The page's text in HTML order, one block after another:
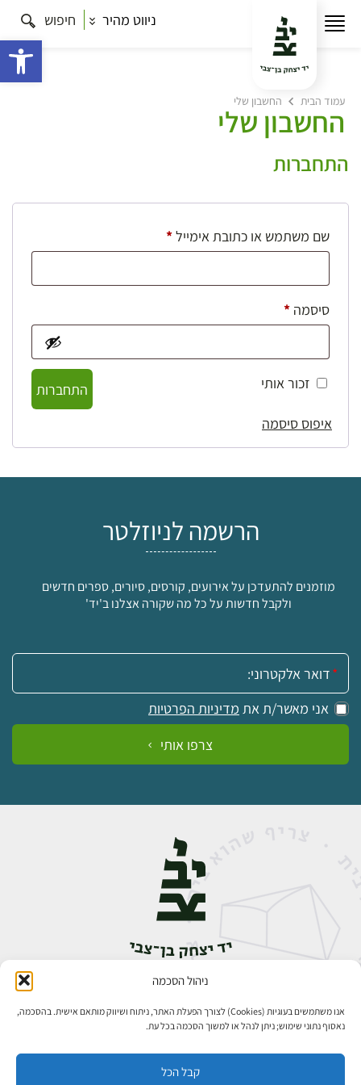
ניהול הסכמה
אנו משתמשים בעוגיות (Cookies) לצורך הפעלת האתר, ניתוח ושיווק מותאם אישית. בהסכמה,
נאסוף נתוני שימוש; ניתן לנהל או למשוך הסכמה בכל עת.
קבל הכל
ניווט מהיר חיפוש
עמוד הבית החשבון שלי
החשבון שלי
התחברות
שם משתמש או כתובת אימייל*חובה
סיסמה *חובה
זכור אותי
התחברות
איפוס סיסמה
הרשמה לניוזלטר
מוזמנים להתעדכן על אירועים, קורסים, סיורים, ספרים חדשים
ולקבל חדשות על כל מה שקורה אצלנו ב'יד'
אימייל:
אני מאשר/ת את מדיניות הפרטיות
צרפו אותי
אבן גבירול 14, רחביה, ירושלים